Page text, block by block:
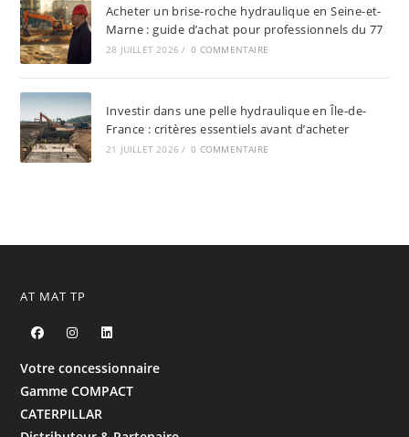
Acheter un brise-roche hydraulique en Seine-et-
Marne : guide d’achat pour professionnels du 77
28 JUILLET 2026 / 0 COMMENTAIRE
Investir dans une pelle hydraulique en Île-de-
France : critères essentiels avant d’acheter
21 JUILLET 2026 / 0 COMMENTAIRE
AT MAT TP
Votre concessionnaire
Gamme COMPACT
CATERPILLAR